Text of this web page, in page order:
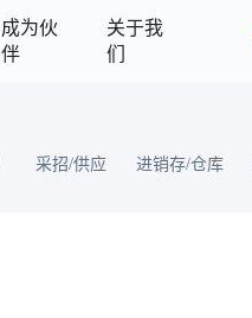
成为伙
伴
关于我
们
采招/供应 进销存/仓库